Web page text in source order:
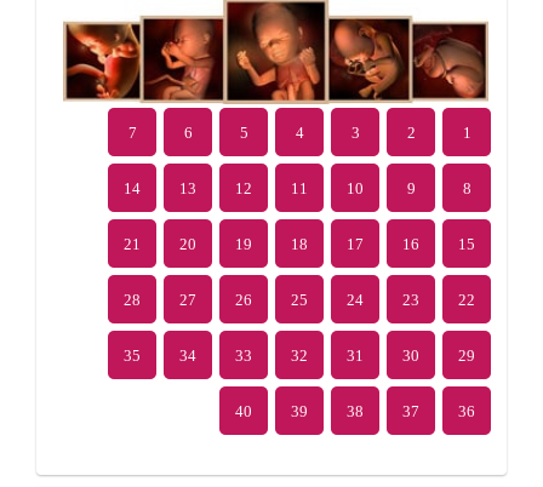
1
2
3
4
5
6
7
8
9
10
11
12
13
14
15
16
17
18
19
20
21
22
23
24
25
26
27
28
29
30
31
32
33
34
35
36
37
38
39
40